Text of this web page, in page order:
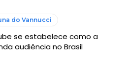
do Vannucci
se estabelece como a
audiência no Brasil